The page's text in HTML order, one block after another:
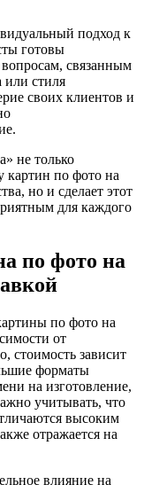
подход к
готовы
связанным
или стиля
своих клиентов и
не только
картин по фото на
но и сделает этот
для каждого
по фото на
по фото на
от
стоимость зависит
форматы
на изготовление,
учитывать, что
высоким
отражается на
влияние на